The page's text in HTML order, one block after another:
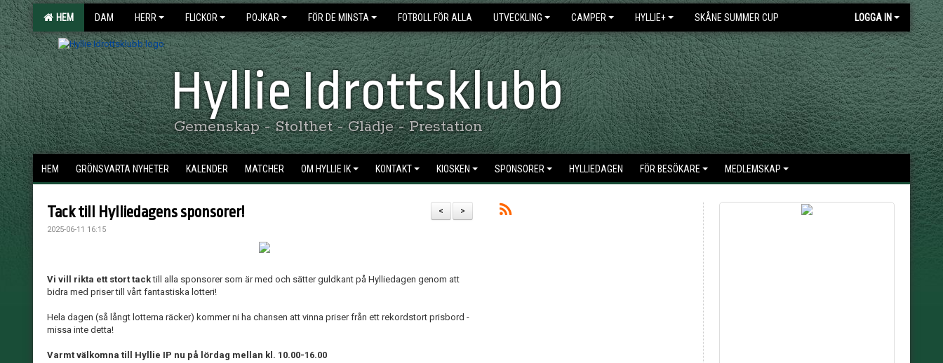
HEM DAM HERR FLICKOR POJKAR FÖR DE MINSTA FOTBOLL FÖR ALLA UTVECKLING CAMPER HYLLIE+ SKÅNE SUMMER CUP LOGGA IN
Hyllie Idrottsklubb
Gemenskap - Stolthet - Glädje - Prestation
HEM GRÖNSVARTA NYHETER KALENDER MATCHER OM HYLLIE IK KONTAKT KIOSKEN SPONSORER HYLLIEDAGEN FÖR BESÖKARE MEDLEMSKAP
>
<
Tack till Hylliedagens sponsorer!
2025-06-11 16:15
Vi vill rikta ett stort tacktill alla sponsorer som är med och sätter guldkant på Hylliedagen genom att
bidra med priser till vårt fantastiska lotteri!
Hela dagen (så långt lotterna räcker) kommer ni ha chansen att vinna priser från ett rekordstort prisbord -
missa inte detta!
Varmt välkomna till Hyllie IP nu på lördag mellan kl. 10.00-16.00